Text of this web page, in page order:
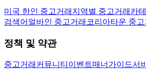
미국 한인 중고거래 지역별 중고거래 카
검색어 얼바인 중고거래 코리아타운 중고
정책 및 약관
중고거래 커뮤니티 이벤트매너가이드서